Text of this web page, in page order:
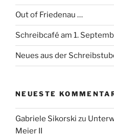
Out of Friedenau …
Schreibcafé am 1.
Neues aus der
NEUESTE
Gabriele Sikorski zu
Meier II